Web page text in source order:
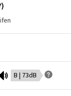
B | 73dB